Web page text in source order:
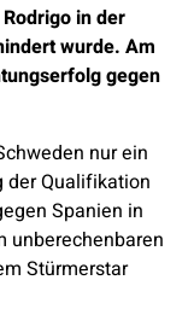
in der
wurde. Am
gegen
nur ein
der Qualifikation
Spanien in
unberechenbaren
Stürmerstar